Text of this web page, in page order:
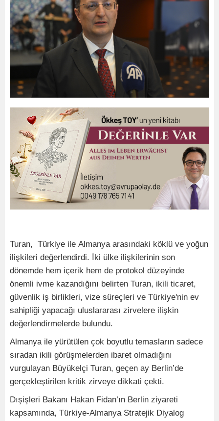
Turan, Türkiye ile Almanya arasındaki köklü ve yoğun
ilişkileri değerlendirdi. İki ülke ilişkilerinin son
dönemde hem içerik hem de protokol düzeyinde
önemli ivme kazandığını belirten Turan, ikili ticaret,
güvenlik iş birlikleri, vize süreçleri ve Türkiye'nin ev
sahipliği yapacağı uluslararası zirvelere ilişkin
değerlendirmelerde bulundu.
Almanya ile yürütülen çok boyutlu temasların sadece
sıradan ikili görüşmelerden ibaret olmadığını
vurgulayan Büyükelçi Turan, geçen ay Berlin’de
gerçekleştirilen kritik zirveye dikkati çekti.
Dışişleri Bakanı Hakan Fidan’ın Berlin ziyareti
kapsamında, Türkiye-Almanya Stratejik Diyalog